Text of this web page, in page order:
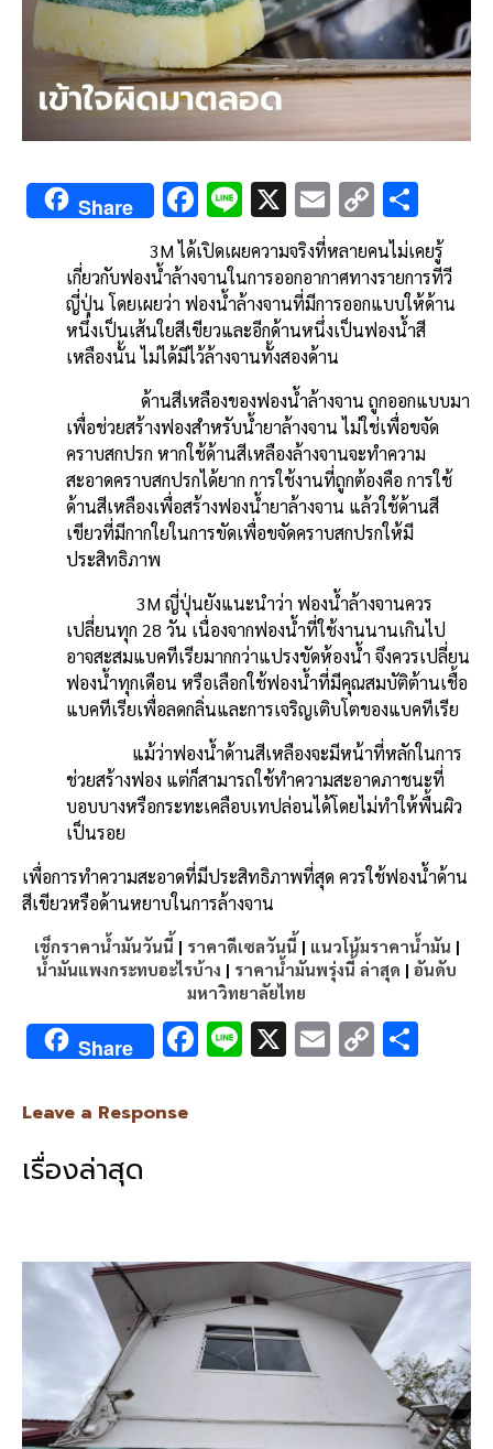
Share F
ac
e
b
o
o
k
Li
e
X E
ai
l
C
o
py
Li
n
h
ar
e
3M ได้เปิดเผยความจริงที่หลายคนไม่เคยรู้
เกี่ยวกับฟองน้ำล้างจานในการออกอากาศทางรายการทีวี
ญี่ปุ่น โดยเผยว่า ฟองน้ำล้างจานที่มีการออกแบบให้ด้าน
หนึ่งเป็นเส้นใยสีเขียวและอีกด้านหนึ่งเป็นฟองน้ำสี
เหลืองนั้น ไม่ได้มีไว้ล้างจานทั้งสองด้าน
ด้านสีเหลืองของฟองน้ำล้างจาน ถูกออกแบบมา
เพื่อช่วยสร้างฟองสำหรับน้ำยาล้างจาน ไม่ใช่เพื่อขจัด
คราบสกปรก หากใช้ด้านสีเหลืองล้างจานจะทำความ
สะอาดคราบสกปรกได้ยาก การใช้งานที่ถูกต้องคือ การใช้
ด้านสีเหลืองเพื่อสร้างฟองน้ำยาล้างจาน แล้วใช้ด้านสี
เขียวที่มีกากใยในการขัดเพื่อขจัดคราบสกปรกให้มี
ประสิทธิภาพ
3M ญี่ปุ่นยังแนะนำว่า ฟองน้ำล้างจานควร
เปลี่ยนทุก 28 วัน เนื่องจากฟองน้ำที่ใช้งานนานเกินไป
อาจสะสมแบคทีเรียมากกว่าแปรงขัดห้องน้ำ จึงควรเปลี่ยน
ฟองน้ำทุกเดือน หรือเลือกใช้ฟองน้ำที่มีคุณสมบัติต้านเชื้อ
แบคทีเรียเพื่อลดกลิ่นและการเจริญเติบโตของแบคทีเรีย
แม้ว่าฟองน้ำด้านสีเหลืองจะมีหน้าที่หลักในการ
ช่วยสร้างฟอง แต่ก็สามารถใช้ทำความสะอาดภาชนะที่
บอบบางหรือกระทะเคลือบเทปล่อนได้โดยไม่ทำให้พื้นผิว
เป็นรอย
เพื่อการทำความสะอาดที่มีประสิทธิภาพที่สุด ควรใช้ฟองน้ำด้าน
สีเขียวหรือด้านหยาบในการล้างจาน
เช็กราคาน้ำมันวันนี้ | ราคาดีเซลวันนี้ | แนวโน้มราคาน้ำมัน |
น้ำมันแพงกระทบอะไรบ้าง | ราคาน้ำมันพรุ่งนี้ ล่าสุด | อันดับ
มหาวิทยาลัยไทย
Share F
k
Li X E C
Leave a Response
เรื่องล่าสุด